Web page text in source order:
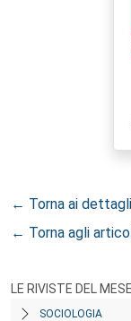
← Torna ai
← Torna agli
LE RIVISTE DEL MESE
SOCIOLOGIA